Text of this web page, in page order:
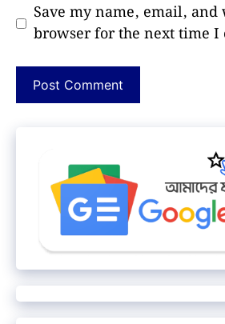
Save my name, email,
browser for the next time I